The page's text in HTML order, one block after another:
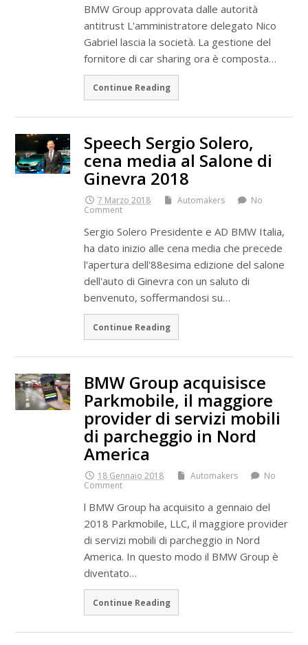
BMW Group approvata dalle autorità
antitrust L'amministratore delegato Nico
Gabriel lascia la società. La gestione del
fornitore di car sharing ora è composta…
Continue Reading
Speech Sergio Solero,
cena media al Salone di
Ginevra 2018
7 Marzo 2018 Automakers
No
Comment
Sergio Solero Presidente e AD BMW Italia,
ha dato inizio alle cena media che precede
l'apertura dell'88esima edizione del salone
dell'auto di Ginevra con un saluto di
benvenuto, soffermandosi su…
Continue Reading
BMW Group acquisisce
Parkmobile, il maggiore
provider di servizi mobili
di parcheggio in Nord
America
18 Gennaio 2018 Automakers
No
Comment
l BMW Group ha acquisito a gennaio del
2018 Parkmobile, LLC, il maggiore provider
di servizi mobili di parcheggio in Nord
America. In questo modo il BMW Group è
diventato…
Continue Reading